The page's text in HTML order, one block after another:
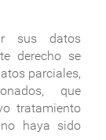
sus datos
derecho se
parciales,
que
tratamiento
haya sido